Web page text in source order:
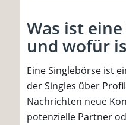
Was ist
und wofür
Eine Singlebörse ist
der Singles über
Nachrichten neue
potenzielle Partner